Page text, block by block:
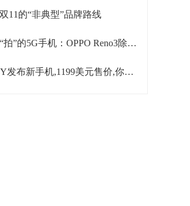
11的“非典型”品牌路线
”的5G手机：OPPO Reno3除了颜值实力更强
布新手机,1199美元售价,你还会为信仰充值吗